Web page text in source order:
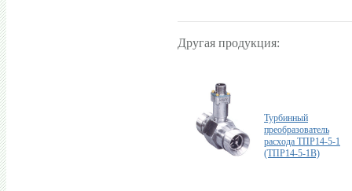
Другая продукция:
Турбинный
преобразователь
расхода ТПР14-5-1
(ТПР14-5-1B)